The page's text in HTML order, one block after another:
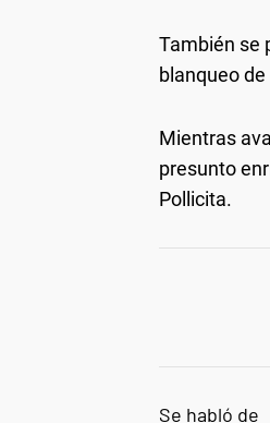
También se
blanqueo
Mientras
presunto
Pollicita.
Se habló de